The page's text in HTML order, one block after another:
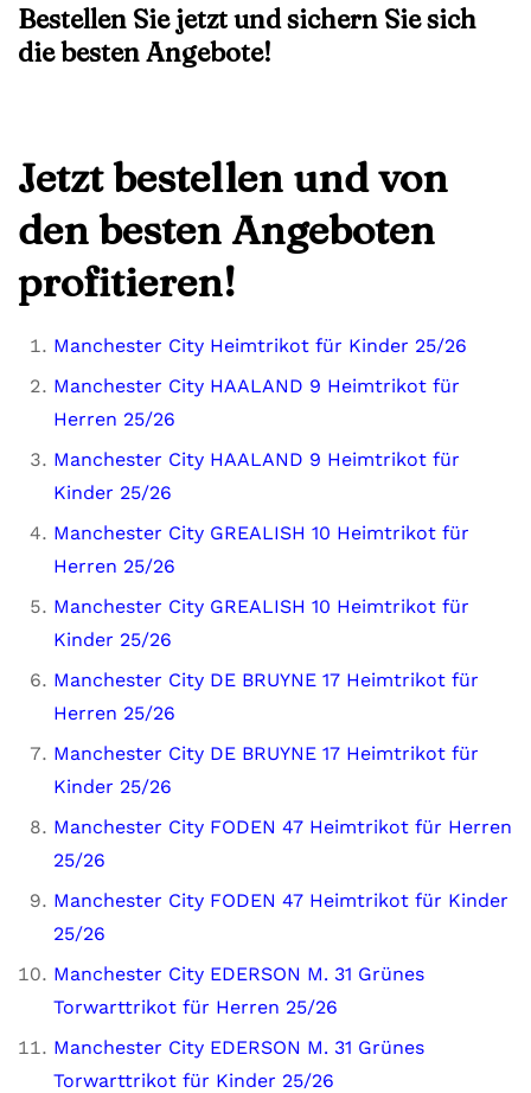
Bestellen Sie jetzt und sichern Sie sich
die besten Angebote!
Jetzt bestellen und von
den besten Angeboten
profitieren!
Manchester City Heimtrikot für Kinder 25/26
Manchester City HAALAND 9 Heimtrikot für
Herren 25/26
Manchester City HAALAND 9 Heimtrikot für
Kinder 25/26
Manchester City GREALISH 10 Heimtrikot für
Herren 25/26
Manchester City GREALISH 10 Heimtrikot für
Kinder 25/26
Manchester City DE BRUYNE 17 Heimtrikot für
Herren 25/26
Manchester City DE BRUYNE 17 Heimtrikot für
Kinder 25/26
Manchester City FODEN 47 Heimtrikot für Herren
25/26
Manchester City FODEN 47 Heimtrikot für Kinder
25/26
Manchester City EDERSON M. 31 Grünes
Torwarttrikot für Herren 25/26
Manchester City EDERSON M. 31 Grünes
Torwarttrikot für Kinder 25/26